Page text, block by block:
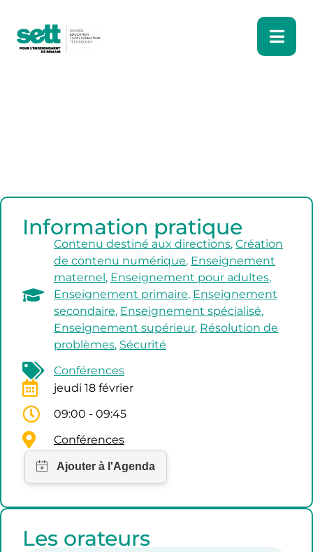
Information pratique
Contenu destiné aux directions, Création
de contenu numérique, Enseignement
maternel, Enseignement pour adultes,
Enseignement primaire, Enseignement
secondaire, Enseignement spécialisé,
Enseignement supérieur, Résolution de
problèmes, Sécurité
Conférences
jeudi 18 février
09:00 - 09:45
Conférences
Les orateurs